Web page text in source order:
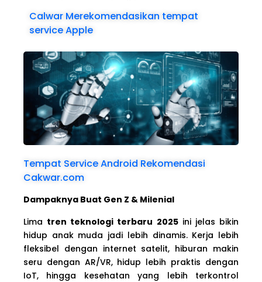
Calwar Merekomendasikan tempat
service Apple
Tempat Service Android Rekomendasi
Cakwar.com
Dampaknya Buat Gen Z & Milenial
Lima tren teknologi terbaru 2025ini jelas bikin
hidup anak muda jadi lebih dinamis. Kerja lebih
fleksibel dengan internet satelit, hiburan makin
seru dengan AR/VR, hidup lebih praktis dengan
IoT, hingga kesehatan yang lebih terkontrol